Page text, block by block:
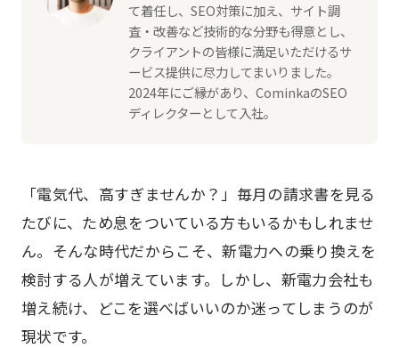
て着任し、SEO対策に加え、サイト調
査・改善など技術的な分野も得意とし、
クライアントの皆様に満足いただけるサ
ービス提供に尽力してまいりました。
2024年にご縁があり、CominkaのSEO
ディレクターとして入社。
「電気代、高すぎませんか？」毎月の請求書を見る
たびに、ため息をついている方もいるかもしれませ
ん。そんな時代だからこそ、新電力への乗り換えを
検討する人が増えています。しかし、新電力会社も
増え続け、どこを選べばいいのか迷ってしまうのが
現状です。